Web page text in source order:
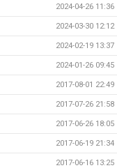
2024-04-26 11:36
2024-03-30 12:12
2024-02-19 13:37
2024-01-26 09:45
2017-08-01 22:49
2017-07-26 21:58
2017-06-26 18:05
2017-06-19 21:34
2017-06-16 13:25